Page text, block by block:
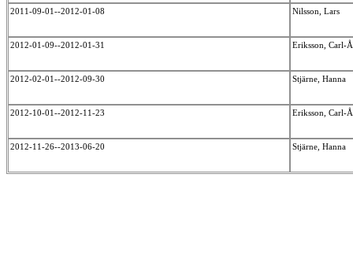
2011-09-01--2012-01-08 Nilsson, Lars
2012-01-09--2012-01-31 Eriksson, Carl-
2012-02-01--2012-09-30 Stjärne, Hanna
2012-10-01--2012-11-23 Eriksson, Carl-
2012-11-26--2013-06-20 Stjärne, Hanna